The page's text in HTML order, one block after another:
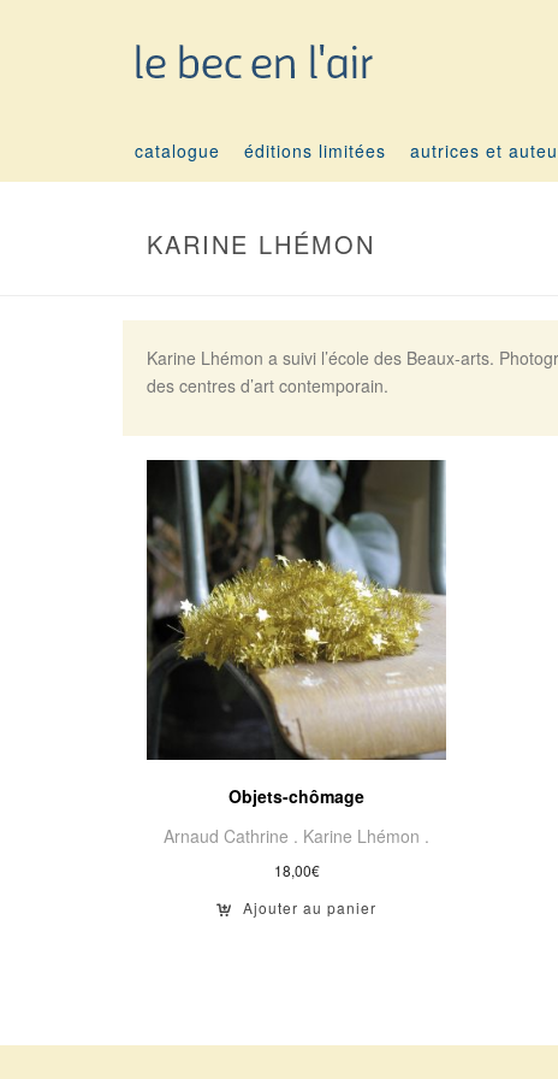
catalogue éditions limitées autrices et
KARINE LHÉMON
Karine Lhémon a suivi l’école des Beaux-arts.
des centres d’art contemporain.
Objets-chômage
Arnaud Cathrine . Karine Lhémon .
18,00€
Ajouter au panier